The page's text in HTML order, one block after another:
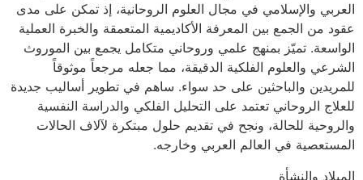
العربي والإسلامي في مجال العلوم الروحانية، إذ تمكن على مدى
عقود من الجمع بين المعرفة الأكاديمية المتعمقة والخبرة العملية
الواسعة. تميّز بمنهج علمي وروحاني متكامل يجمع بين الموروث
الشرعي والعلوم الفلكية الدقيقة، مما جعله مرجعاً موثوقاً
للمريدين والباحثين على حد سواء. ساهم في تطوير أساليب جديدة
للعلاج الروحاني تعتمد على التحليل الفلكي والدراسة النفسية
والروحية للحالة، ونجح في تقديم حلول مبتكرة لآلاف الحالات
المستعصية في العالم العربي وخارجه.
الميلاد والنشأة